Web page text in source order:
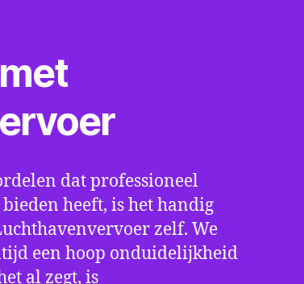
dat professioneel
heeft, is het handig
zelf. We
een hoop onduidelijkheid
al zegt, is